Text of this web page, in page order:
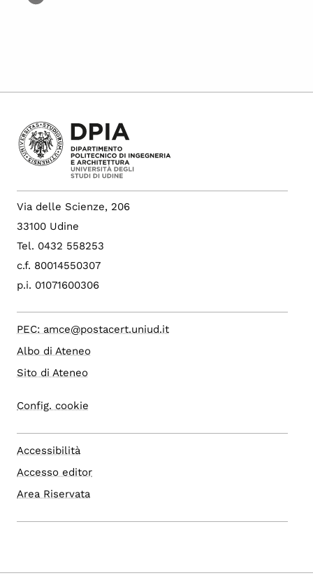
Via delle Scienze, 206
33100 Udine
Tel. 0432 558253
c.f. 80014550307
p.i. 01071600306
PEC: amce@postacert.uniud.it
Albo di Ateneo
Sito di Ateneo
Config. cookie
Accessibilità
Accesso editor
Area Riservata